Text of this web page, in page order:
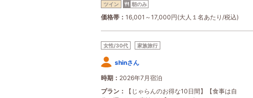
ツイン 朝のみ
価格帯 16,001～17,000円(大人１名あたり/税込)
女性/30代 家族旅行
shinさん
時期
2026年7月宿泊
プラン
【じゃらんのお得な10日間】【食事は自